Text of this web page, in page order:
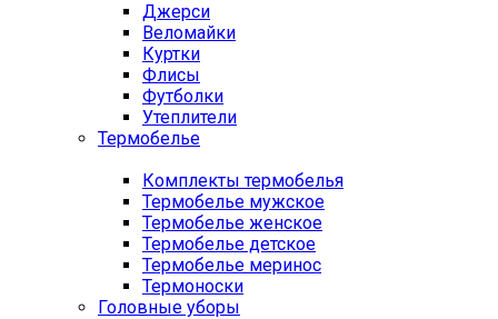
Джерси
Веломайки
Куртки
Флисы
Футболки
Утеплители
Термобелье
Комплекты термобелья
Термобелье мужское
Термобелье женское
Термобелье детское
Термобелье меринос
Термоноски
Головные уборы